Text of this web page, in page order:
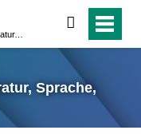
Institut für Germanistik: Literatur, Sprache, Medien
suchen
Sprache,